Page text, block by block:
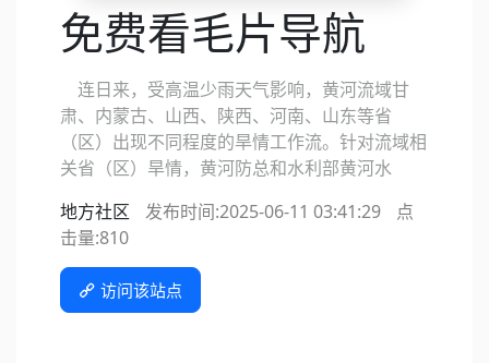
免费看毛片导航
连日来，受高温少雨天气影响，黄河流域甘
肃、内蒙古、山西、陕西、河南、山东等省
（区）出现不同程度的旱情工作流。针对流域相
关省（区）旱情，黄河防总和水利部黄河水
地方社区
发布时间:2025-06-11 03:41:29
点
击量:810
访问该站点